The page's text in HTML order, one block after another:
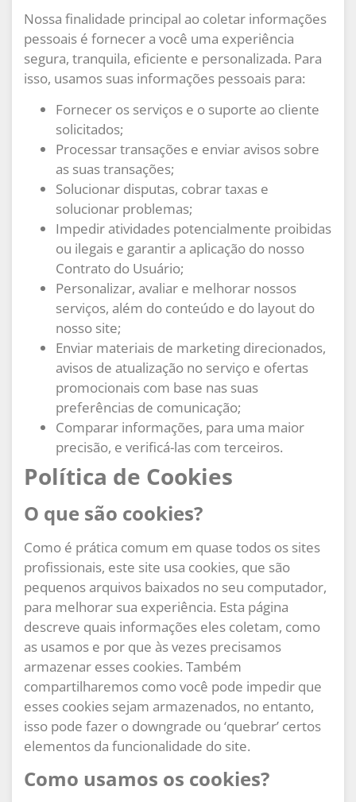
Nossa finalidade principal ao coletar informações
pessoais é fornecer a você uma experiência
segura, tranquila, eficiente e personalizada. Para
isso, usamos suas informações pessoais para:
Fornecer os serviços e o suporte ao cliente
solicitados;
Processar transações e enviar avisos sobre
as suas transações;
Solucionar disputas, cobrar taxas e
solucionar problemas;
Impedir atividades potencialmente proibidas
ou ilegais e garantir a aplicação do nosso
Contrato do Usuário;
Personalizar, avaliar e melhorar nossos
serviços, além do conteúdo e do layout do
nosso site;
Enviar materiais de marketing direcionados,
avisos de atualização no serviço e ofertas
promocionais com base nas suas
preferências de comunicação;
Comparar informações, para uma maior
precisão, e verificá-las com terceiros.
Política de Cookies
O que são cookies?
Como é prática comum em quase todos os sites
profissionais, este site usa cookies, que são
pequenos arquivos baixados no seu computador,
para melhorar sua experiência. Esta página
descreve quais informações eles coletam, como
as usamos e por que às vezes precisamos
armazenar esses cookies. Também
compartilharemos como você pode impedir que
esses cookies sejam armazenados, no entanto,
isso pode fazer o downgrade ou ‘quebrar’ certos
elementos da funcionalidade do site.
Como usamos os cookies?